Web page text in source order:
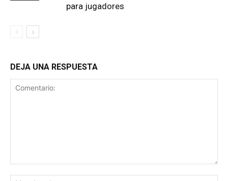
para jugadores
DEJA UNA RESPUESTA